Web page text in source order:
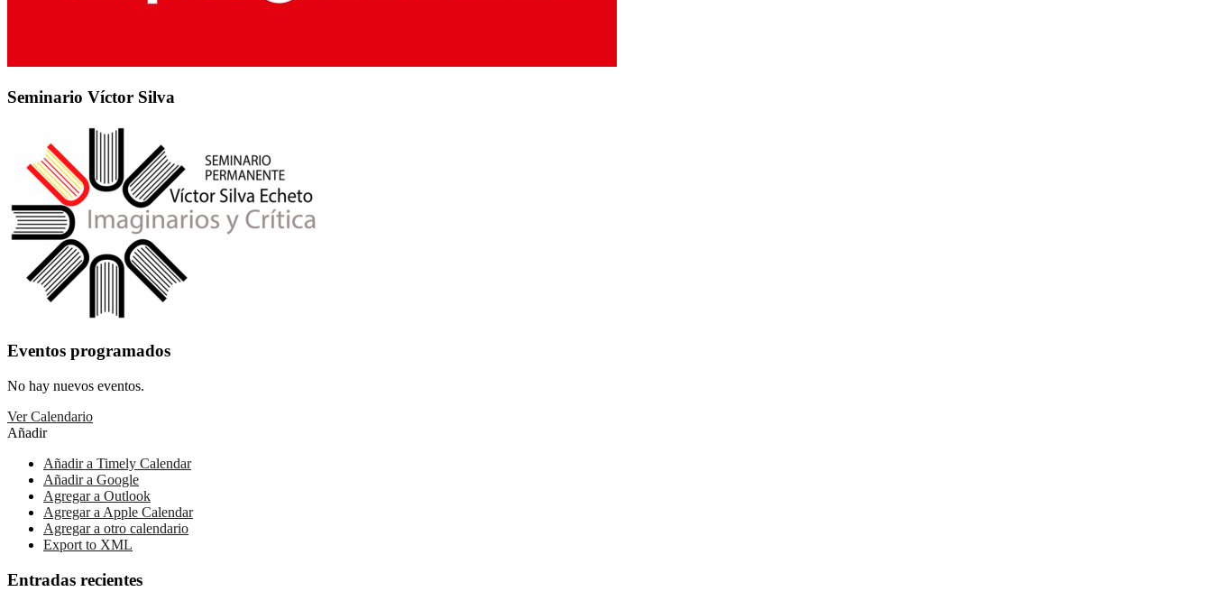
Seminario Víctor Silva
Eventos programados
No hay nuevos eventos.
Ver Calendario
Añadir
Añadir a Timely Calendar
Añadir a Google
Agregar a Outlook
Agregar a Apple Calendar
Agregar a otro calendario
Export to XML
Entradas recientes